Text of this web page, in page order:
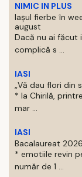
NIMIC IN PLUS
Iașul fierbe în
august
Dacă nu ai făcut
complică s ...
IASI
„Vă dau flori din
* la Chirilă,
mar ...
IASI
Bacalaureat
* emotiile revin
număr de 1 ...